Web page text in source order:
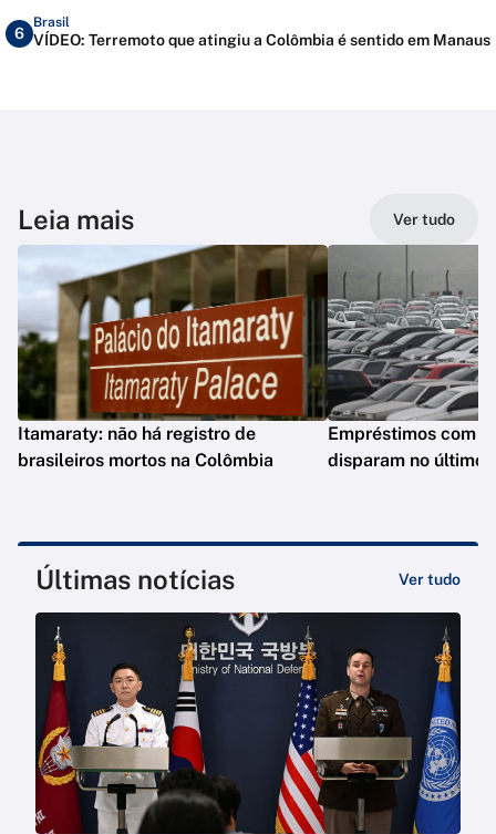
6
Brasil
VÍDEO: Terremoto que atingiu a Colômbia é sentido em Manaus
Leia mais Ver tudo
Itamaraty: não há registro de
brasileiros mortos na Colômbia
Empréstimos com
disparam no último
Últimas notícias Ver tudo